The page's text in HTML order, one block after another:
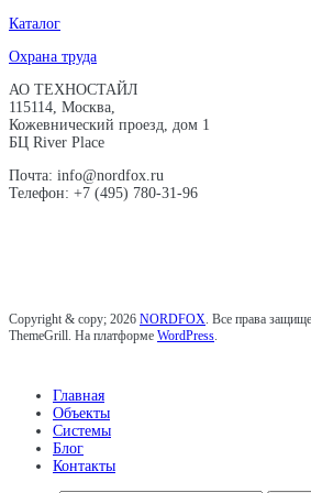
Каталог
Охрана труда
АО ТЕХНОСТАЙЛ
115114, Москва,
Кожевнический проезд, дом 1
БЦ River Place
Почта: info@nordfox.ru
Телефон: +7 (495) 780-31-96
Copyright & copy; 2026 NORDFOX. Все права
ThemeGrill. На платформе WordPress.
Главная
Объекты
Системы
Блог
Контакты